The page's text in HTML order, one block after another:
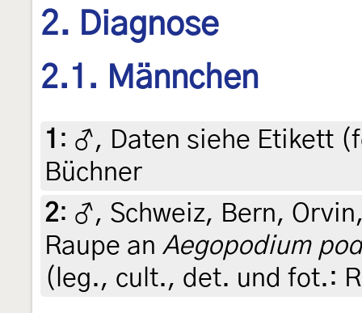
2. Diagnose
2.1. Männchen
1 : ♂, Daten siehe Etikett
Büchner
2: ♂, Schweiz, Bern,
Raupe an Aegopodium
(leg., cult., det. und fot.: